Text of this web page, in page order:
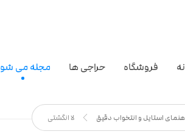
فروشگاه حراجی ها مجله می
استایل و انتخواب دقیق لا انگشتی